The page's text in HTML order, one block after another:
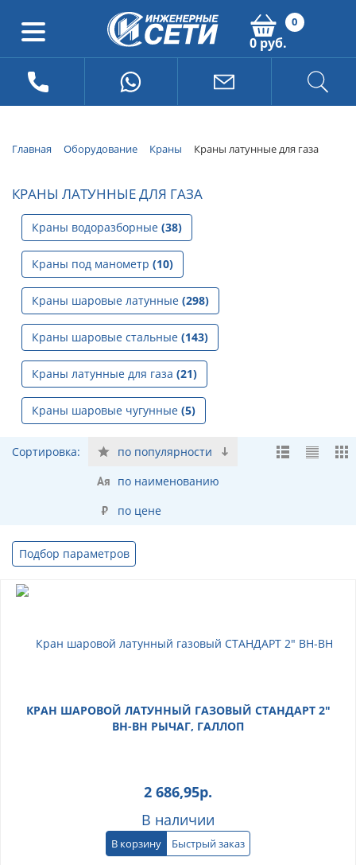
0
0 руб.
Главная Оборудование Краны Краны латунные для газа
КРАНЫ ЛАТУННЫЕ ДЛЯ ГАЗА
Краны водоразборные (38)
Краны под манометр (10)
Краны шаровые латунные (298)
Краны шаровые стальные (143)
Краны латунные для газа (21)
Краны шаровые чугунные (5)
Сортировка:
по популярности
по наименованию
по цене
Подбор параметров
КРАН ШАРОВОЙ ЛАТУННЫЙ ГАЗОВЫЙ СТАНДАРТ 2"
ВН-ВН РЫЧАГ, ГАЛЛОП
2 686,95р.
В наличии
В корзину Быстрый заказ